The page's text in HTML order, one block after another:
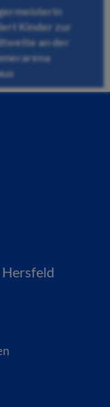
Kinder zur
an der